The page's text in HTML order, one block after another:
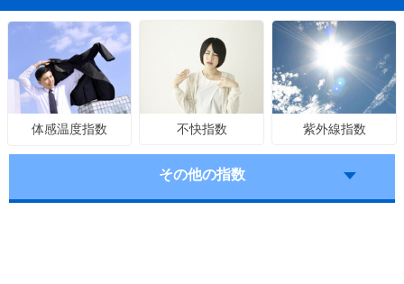
体感温度指数 不快指数 紫外線指数
その他の指数